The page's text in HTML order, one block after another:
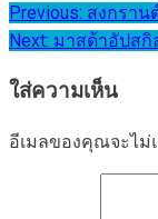
แนะแนว
เรื่อง
Previous: สงกราน
Next: มาสด้าอัปสกิ
ใส่ความเห็น
อีเมลของคุณจะไม่